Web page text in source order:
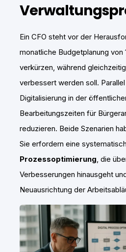
Ein CFO steht vor der
monatliche Budgetplanung von
verkürzen, während
verbessert werden soll.
Digitalisierung in der
Bearbeitungszeiten für
reduzieren. Beide Szenarien
Sie erfordern eine
Prozessoptimierung, die
Verbesserungen hinausgeht
Neuausrichtung der